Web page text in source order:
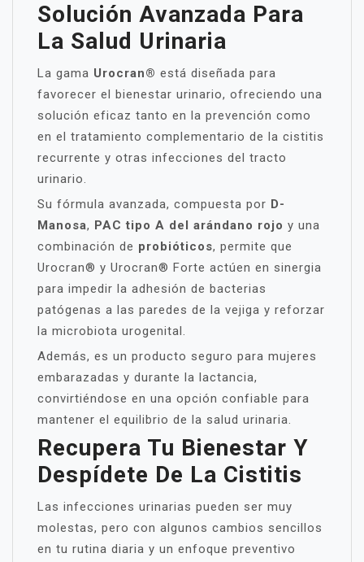
Solución Avanzada Para
La Salud Urinaria
La gama Urocran® está diseñada para
favorecer el bienestar urinario, ofreciendo una
solución eficaz tanto en la prevención como
en el tratamiento complementario de la cistitis
recurrente y otras infecciones del tracto
urinario.
Su fórmula avanzada, compuesta por D-
Manosa, PAC tipo A del arándano rojo y una
combinación de probióticos, permite que
Urocran® y Urocran® Forte actúen en sinergia
para impedir la adhesión de bacterias
patógenas a las paredes de la vejiga y reforzar
la microbiota urogenital.
Además, es un producto seguro para mujeres
embarazadas y durante la lactancia,
convirtiéndose en una opción confiable para
mantener el equilibrio de la salud urinaria.
Recupera Tu Bienestar Y
Despídete De La Cistitis
Las infecciones urinarias pueden ser muy
molestas, pero con algunos cambios sencillos
en tu rutina diaria y un enfoque preventivo